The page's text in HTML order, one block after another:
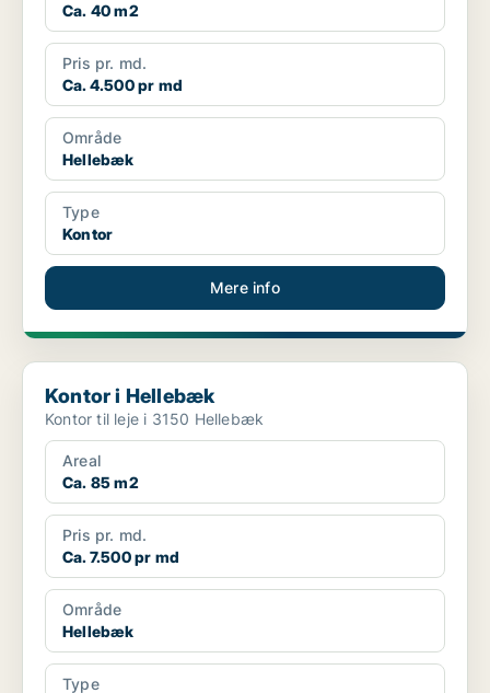
Ca. 40 m2
Pris pr. md.
Ca. 4.500 pr md
Område
Hellebæk
Type
Kontor
Mere info
Kontor i Hellebæk
Kontor i Hellebæk
Kontor til leje i 3150 Hellebæk
Areal
Ca. 85 m2
Pris pr. md.
Ca. 7.500 pr md
Område
Hellebæk
Type